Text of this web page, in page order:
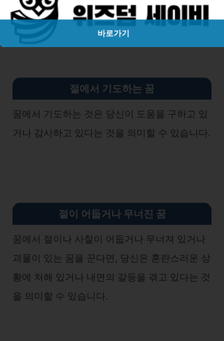
다는 것을 의미할 수 있습니다.
절에서 기도하는 꿈
꿈에서 기도하는 것은 당신이 도움을 구하고 있
거나 감사하고 있다는 것을 의미할 수 있습니다.
절이 어둡거나 무너진 꿈
꿈에서 절이나 사찰이 어둡거나 무너져 있거나
괴물이 있는 꿈을 꾼다면, 당신은 혼란스러운 상
황에 처해 있거나 내면의 갈등을 겪고 있다는 것
을 의미할 수 있습니다.
바로가기